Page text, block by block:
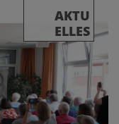
AKTU
ELLES